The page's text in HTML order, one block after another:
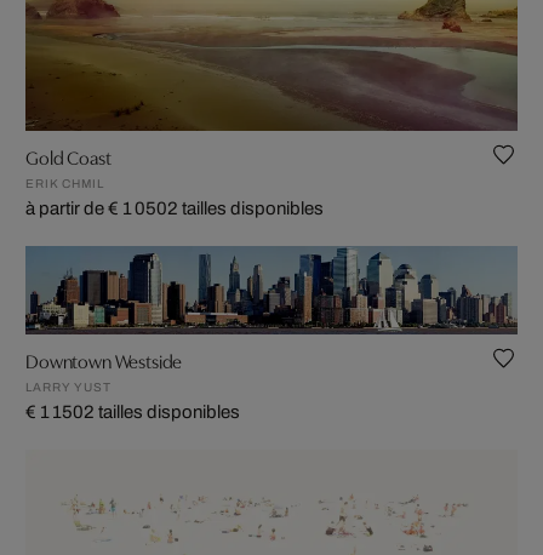
Gold Coast
ERIK CHMIL
à partir de € 1 0502 tailles disponibles
Downtown Westside
LARRY YUST
€ 1 1502 tailles disponibles